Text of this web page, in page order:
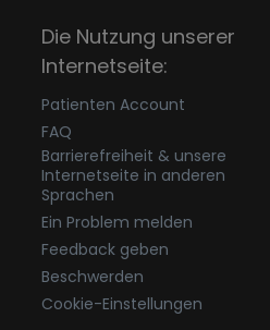
Die Nutzung unserer
Internetseite:
Patienten Account
FAQ
Barrierefreiheit & unsere
Internetseite in anderen
Sprachen
Ein Problem melden
Feedback geben
Beschwerden
Cookie-Einstellungen